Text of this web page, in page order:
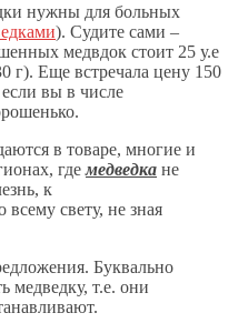
нужны для больных
). Судите сами –
медвдок стоит 25 у.е
г). Еще встречала цену 150
если вы в числе
в товаре, многие и
гдемедведка не
к
свету, не зная
Буквально
медведку, т.е. они